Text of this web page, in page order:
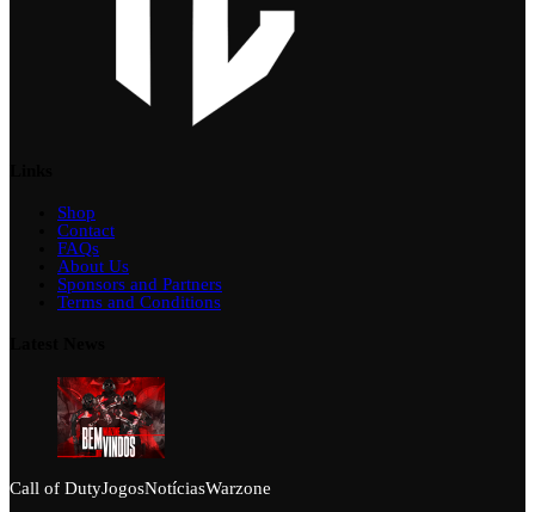
Shop
Contact
FAQs
About Us
Sponsors and Partners
Terms and Conditions
Call of DutyJogosNotíciasWarzone